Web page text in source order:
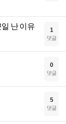
난 이유 1
댓글
0
댓글
5
댓글